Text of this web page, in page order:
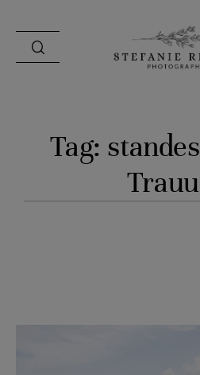
ÜBER MICH
HOCHZEITSTIPPS
Tag: